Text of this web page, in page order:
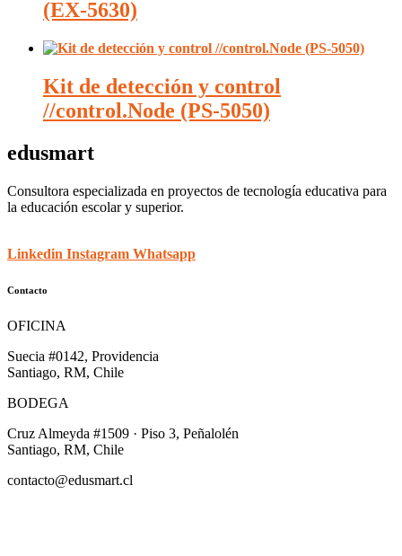
(EX-5630)
Kit de detección y control
//control.Node (PS-5050)
edusmart
Consultora especializada en proyectos de tecnología educativa para
la educación escolar y superior.
Linkedin Instagram Whatsapp
Contacto
OFICINA
Suecia #0142, Providencia
Santiago, RM, Chile
BODEGA
Cruz Almeyda #1509 · Piso 3, Peñalolén
Santiago, RM, Chile
contacto@edusmart.cl